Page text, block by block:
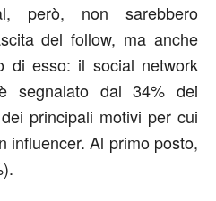
però, non sarebbero
del follow, ma anche
di esso: il social network
segnalato dal 34% dei
principali motivi per cui
influencer. Al primo posto,